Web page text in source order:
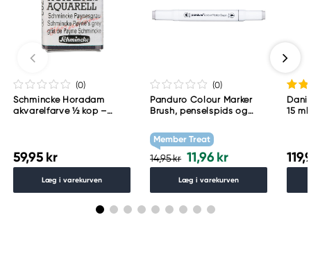
Daniel Smith
Daniel Smith Inc
4150 1ST Ave S Seattle, WA
98134-2302 United States
(0)
Schmincke Horadam
akvarelfarve ½ kop –
59,95 kr
Læg i varekurven
(0)
Panduro Colour Marker
Brush, penselspids og
grey 1 WG1
Member Treat
14,95 kr 11,96 kr
Læg i varekurven
15